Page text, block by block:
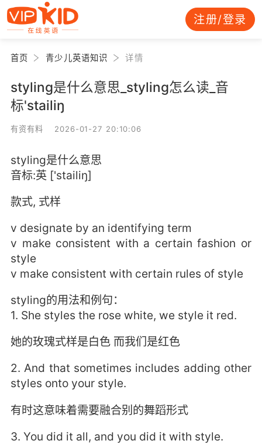
注册/登录
首页 青少儿英语知识 详情
styling是什么意思_styling怎么读_音
标'stailiŋ
有资有料 2026-01-27 20:10:06
styling是什么意思
音标:英 ['stailiŋ]
款式, 式样
v designate by an identifying term
v make consistent with a certain fashion or
style
v make consistent with certain rules of style
styling的用法和例句：
1. She styles the rose white, we style it red.
她的玫瑰式样是白色 而我们是红色
2. And that sometimes includes adding other
styles onto your style.
有时这意味着需要融合别的舞蹈形式
3. You did it all, and you did it with style.